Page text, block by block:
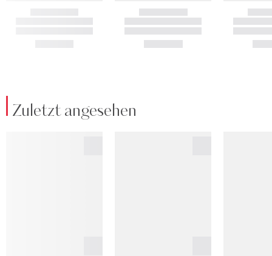
Zuletzt angesehen